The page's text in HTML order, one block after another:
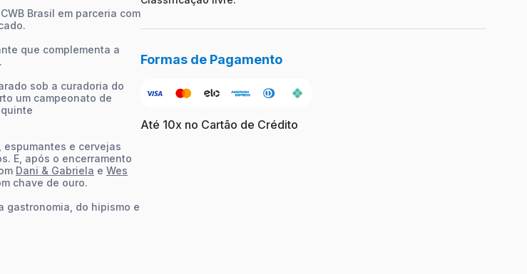
Brasil em parceria com
que complementa a
sob a curadoria do
um campeonato de
e cervejas
E, após o encerramento
Dani & Gabriela e Wes
chave de ouro.
gastronomia, do hipismo e
Formas de Pagamento
Até 10x no Cartão de Crédito